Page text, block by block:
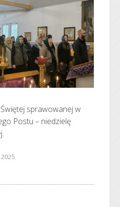
sprawowanej w
Postu – niedzielę